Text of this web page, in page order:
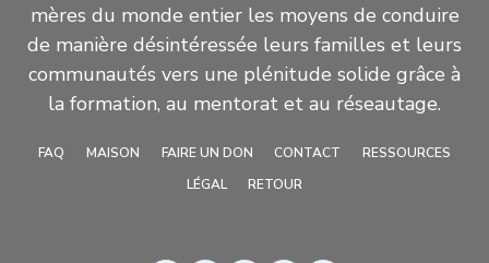
mères du monde entier les moyens de conduire
de manière désintéressée leurs familles et leurs
communautés vers une plénitude solide grâce à
la formation, au mentorat et au réseautage.
FAQ MAISON FAIRE UN DON CONTACT
RESSOURCES
LÉGAL
RETOUR